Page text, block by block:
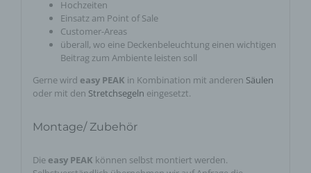
Hochzeiten
Einsatz am Point of Sale
Customer-Areas
überall, wo eine Deckenbeleuchtung einen wichtigen
Beitrag zum Ambiente leisten soll
Gerne wird easy PEAK in Kombination mit anderen Säulen
oder mit den Stretchsegeln eingesetzt.
Montage/ Zubehör
Die easy PEAK können selbst montiert werden.